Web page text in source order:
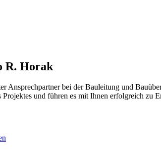
R. Horak
Ansprechpartner bei der Bauleitung und
Projektes und führen es mit Ihnen erfolgreich zu